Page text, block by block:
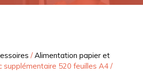
/Alimentation papier et
supplémentaire 520 feuilles A4/